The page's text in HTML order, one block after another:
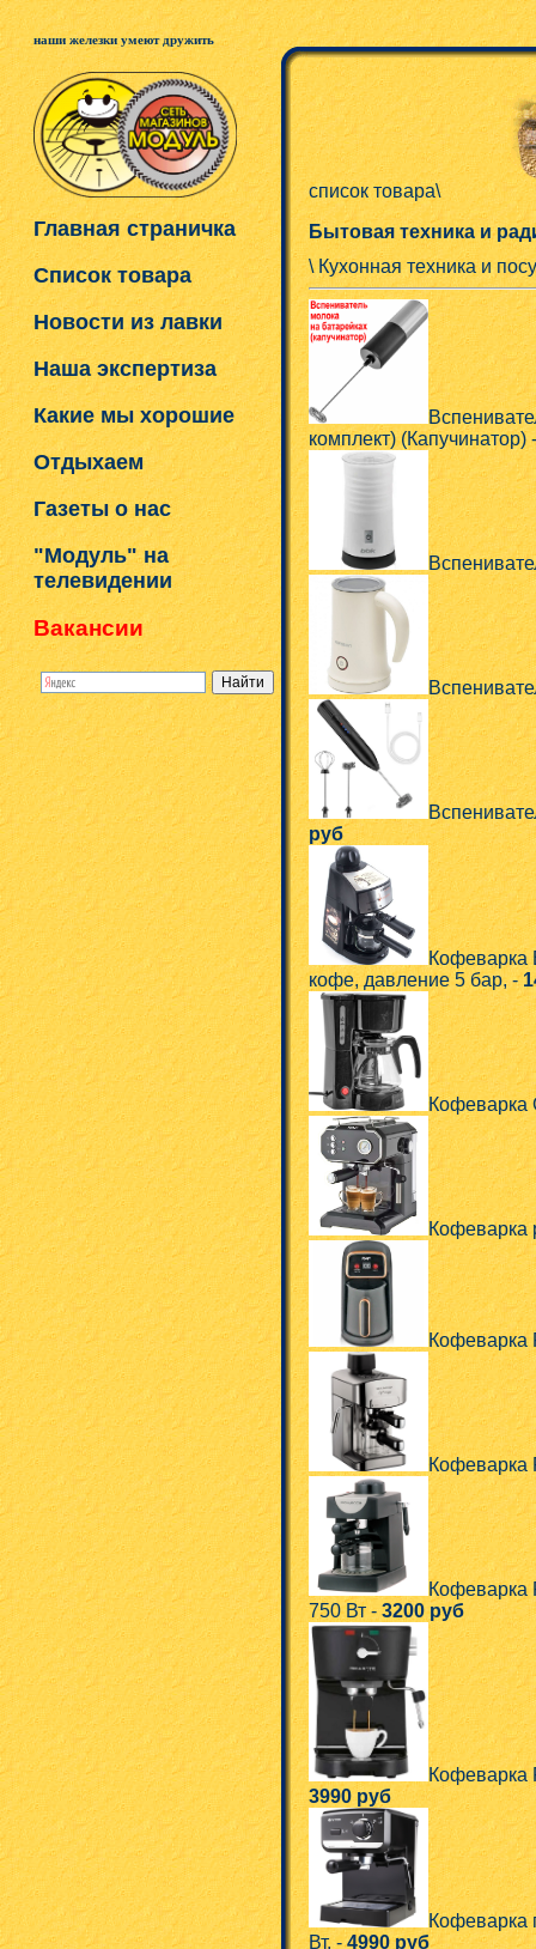
наши железки умеют дружить
Главная страничка
Список товара
Новости из лавки
Наша экспертиза
Какие мы хорошие
Отдыхаем
Газеты о нас
"Модуль" на
телевидении
Вакансии
список товара\
Бытовая техника и
\ Кухонная техника и
комплект) (Капучинатор)
руб
Кофеварка
кофе, давление 5 бар, -
Кофеварка
Кофеварка
Кофеварка
Кофеварка
Кофеварка
750 Вт -3200 руб
Кофеварка
3990 руб
Кофеварка
Вт, -4990 руб